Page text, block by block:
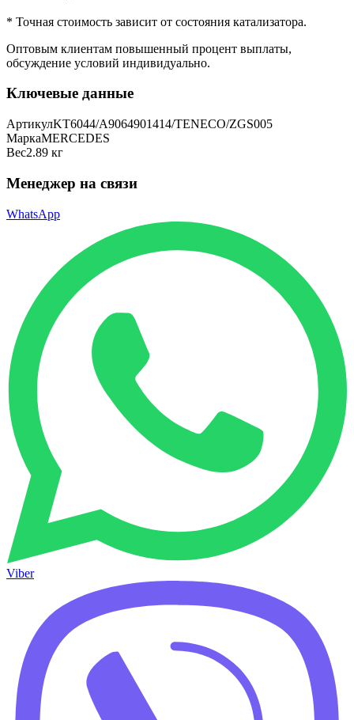
* Точная стоимость зависит от состояния катализатора.
Оптовым клиентам повышенный процент выплаты,
обсуждение условий индивидуально.
Ключевые данные
АртикулKT6044/A9064901414/TENECO/ZGS005
МаркаMERCEDES
Вес2.89 кг
Менеджер на связи
WhatsApp
Viber